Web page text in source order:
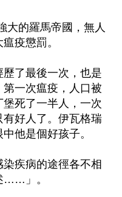
大的羅馬帝國，無人
疫懲罰。
了最後一次，也是
一次瘟疫，人口被
死了一半人，一次
好人了。伊瓦格瑞
他是個好孩子。
疾病的途徑各不相
……」。